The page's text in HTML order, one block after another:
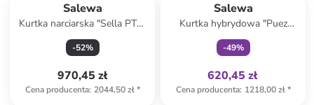
Salewa
Kurtka narciarska "Sella PTX"
w kolorze kremowo-czarnym
-52%
970,45 zł
Cena producenta: 2044,50 zł*
Salewa
Kurtka hybrydowa "Puez
Powertex" w kolorze
niebieskim
-49%
620,45 zł
Cena producenta: 1218,00 zł*